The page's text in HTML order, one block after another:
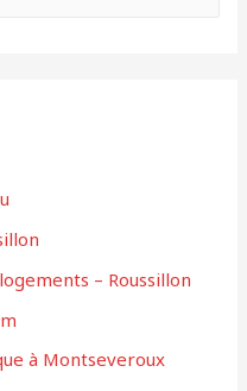
– Roussillon
à Montseveroux